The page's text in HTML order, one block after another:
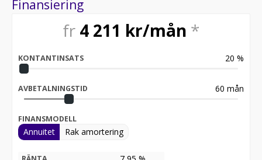
Finansiering
fr 4 211 kr/mån *
KONTANTINSATS 20 %
AVBETALNINGSTID 60 mån
FINANSMODELL
Annuitet Rak amortering